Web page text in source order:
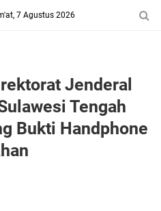
7 Agustus 2026
Jenderal
Tengah
Bukti Handphone